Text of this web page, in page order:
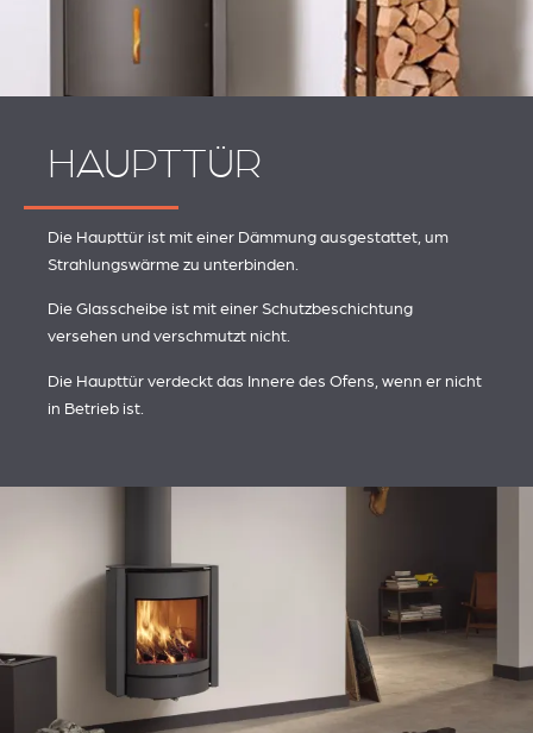
HAUPTTÜR
Die Haupttür ist mit einer Dämmung ausgestattet, um
Strahlungswärme zu unterbinden.
Die Glasscheibe ist mit einer Schutzbeschichtung
versehen und verschmutzt nicht.
Die Haupttür verdeckt das Innere des Ofens, wenn er nicht
in Betrieb ist.